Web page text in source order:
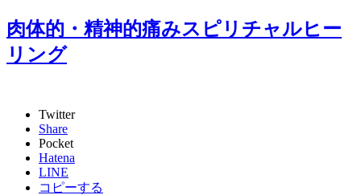
肉体的・精神的痛みスピリチャルヒー
リング
Twitter
Share
Pocket
Hatena
LINE
コピーする